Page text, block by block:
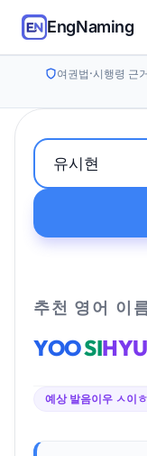
EngNaming
여권법·시행령 근거
추천 영어 이
YOOSI
예상 발음이우 ㅅ이